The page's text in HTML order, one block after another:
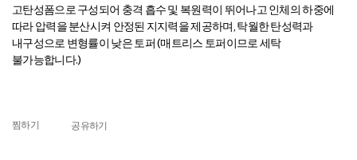
고탄성폼으로 구성되어 충격 흡수 및 복원력이 뛰어나고 인체의 하중에
따라 압력을 분산시켜 안정된 지지력을 제공하며, 탁월한 탄성력과
내구성으로 변형률이 낮은 토퍼 (매트리스 토퍼이므로 세탁
불가능합니다.)
찜하기 공유하기